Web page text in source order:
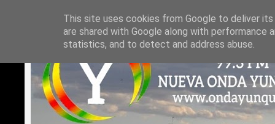
This site uses cookies from Google to deliver
are shared with Google along with
statistics, and to detect and address abuse.